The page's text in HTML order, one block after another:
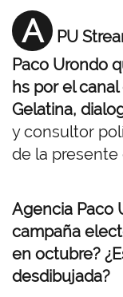
A
PU
Paco Urondo
hs por el
Gelatina,
y consultor
de la
Agencia Paco
campaña
en octubre?
desdibujada?